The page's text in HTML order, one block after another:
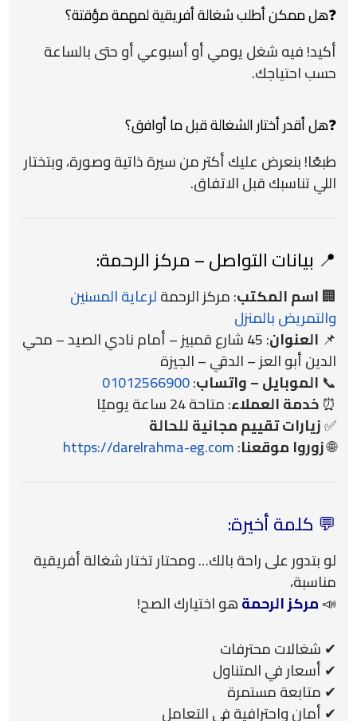
❓هل ممكن أطلب شغالة أفريقية لمهمة مؤقتة؟
أكيد! فيه شغل يومي أو أسبوعي أو حتى بالساعة
حسب احتياجك.
❓هل أقدر أختار الشغالة قبل ما أوافق؟
طبعًا! بنعرض عليك أكتر من سيرة ذاتية وصورة، وبتختار
اللي تناسبك قبل الاتفاق.
📍 بيانات التواصل – مركز الرحمة:
🏢اسم المكتب: مركز الرحمةلرعاية المسنين
والتمريض بالمنزل
📌 العنوان
: 45 شارع قمبيز – أمام نادي الصيد – محي
الدين أبو العز – الدقي – الجيزة
📞 الموبايل – واتساب:
01012566900
⏰خدمة العملاء: متاحة 24 ساعة يوميًا
✅زيارات تقييم مجانية للحالة
🌐زوروا موقعنا:
https://darelrahma-eg.com
💬 كلمة أخيرة:
لو بتدور على راحة بالك… ومحتار تختار شغالة أفريقية
مناسبة،
📣مركزالرحمةهو اختيارك الصح!
✔ شغالات محترفات
✔ أسعار في المتناول
✔ متابعة مستمرة
✔ أمان واحترافية في التعامل